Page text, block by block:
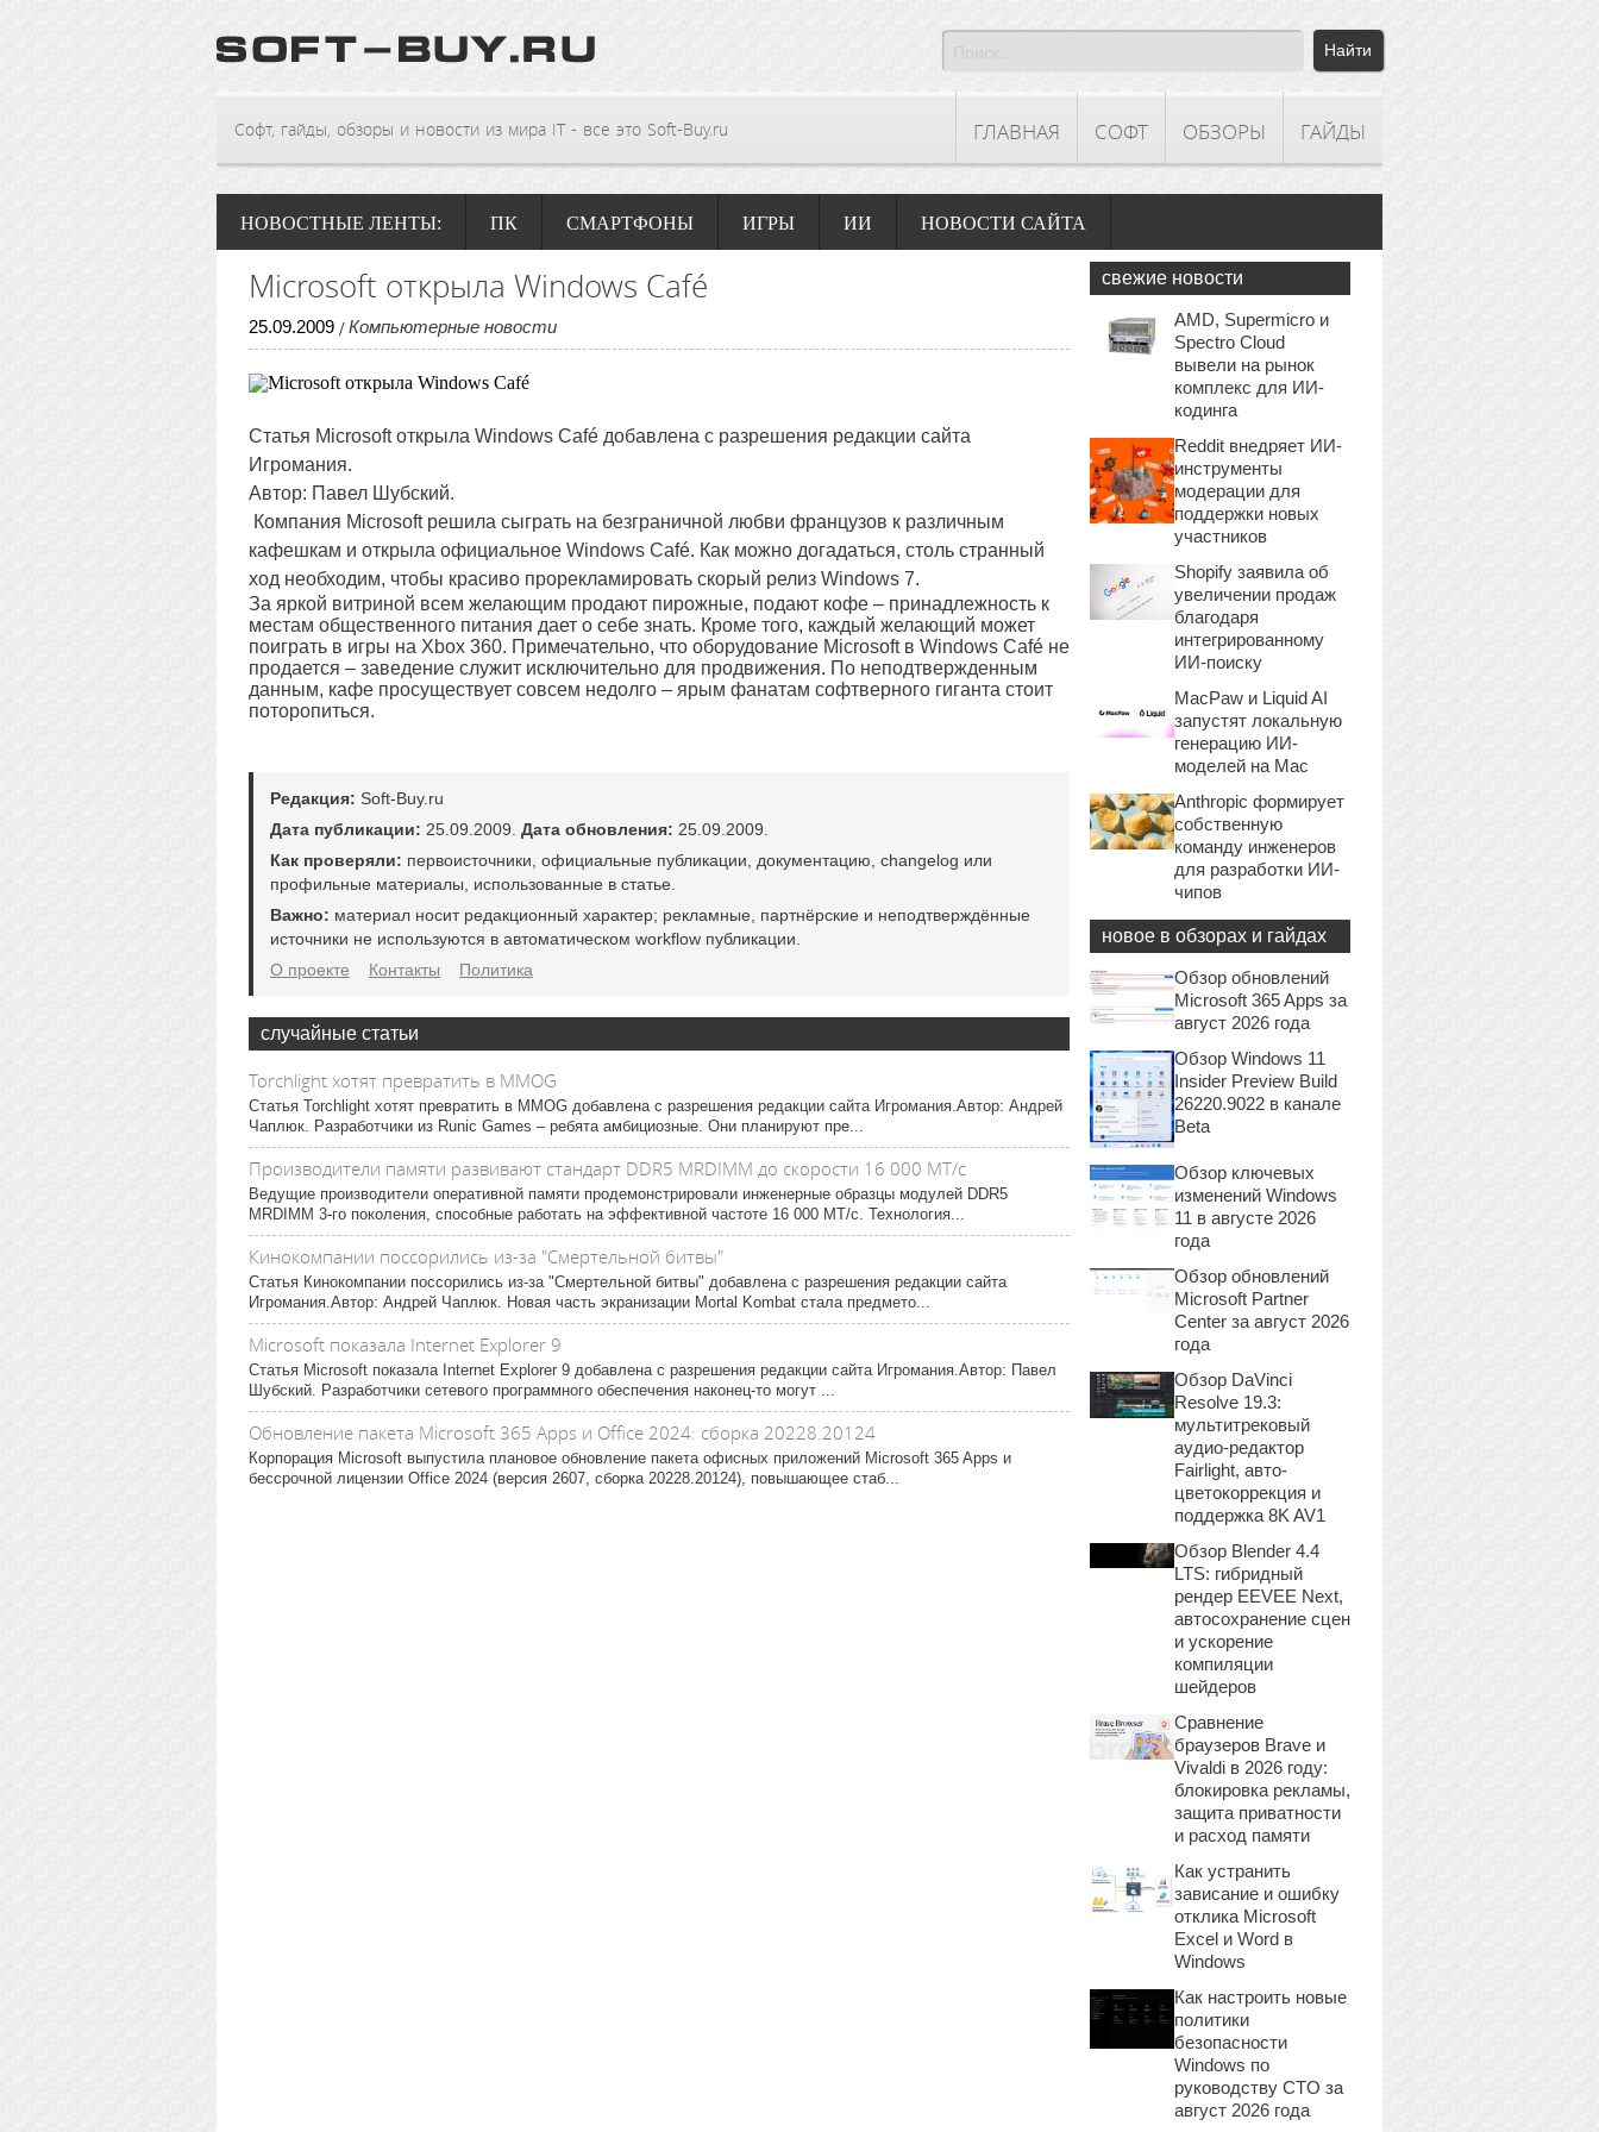
Софт, гайды, обзоры и новости из мира IT - все это Soft-Buy.ru ГЛАВНАЯ СОФТ ОБЗОРЫ ГАЙДЫ
НОВОСТНЫЕ ЛЕНТЫ: ПК СМАРТФОНЫ ИГРЫ ИИ НОВОСТИ САЙТА
Microsoft открыла Windows Café
25.09.2009 / Компьютерные новости
Статья Microsoft открыла Windows Café добавлена с разрешения редакции сайта
Игромания.
Автор: Павел Шубский.
Компания Microsoft решила сыграть на безграничной любви французов к различным
кафешкам и открыла официальное Windows Café. Как можно догадаться, столь странный
ход необходим, чтобы красиво прорекламировать скорый релиз Windows 7.
За яркой витриной всем желающим продают пирожные, подают кофе – принадлежность к
местам общественного питания дает о себе знать. Кроме того, каждый желающий может
поиграть в игры на Xbox 360. Примечательно, что оборудование Microsoft в Windows Café не
продается – заведение служит исключительно для продвижения. По неподтвержденным
данным, кафе просуществует совсем недолго – ярым фанатам софтверного гиганта стоит
поторопиться.
Редакция: Soft-Buy.ru
Дата публикации: 25.09.2009. Дата обновления: 25.09.2009.
Как проверяли: первоисточники, официальные публикации, документацию, changelog или
профильные материалы, использованные в статье.
Важно: материал носит редакционный характер; рекламные, партнёрские и неподтверждённые
источники не используются в автоматическом workflow публикации.
О проекте
Контакты Политика
случайные статьи
Torchlight хотят превратить в MMOG
Статья Torchlight хотят превратить в MMOG добавлена с разрешения редакции сайта Игромания.Автор: Андрей
Чаплюк. Разработчики из Runic Games – ребята амбициозные. Они планируют пре...
Производители памяти развивают стандарт DDR5 MRDIMM до скорости 16 000 МТ/с
Ведущие производители оперативной памяти продемонстрировали инженерные образцы модулей DDR5
MRDIMM 3-го поколения, способные работать на эффективной частоте 16 000 МТ/с. Технология...
Кинокомпании поссорились из-за "Смертельной битвы"
Статья Кинокомпании поссорились из-за "Смертельной битвы" добавлена с разрешения редакции сайта
Игромания.Автор: Андрей Чаплюк. Новая часть экранизации Mortal Kombat стала предмето...
Microsoft показала Internet Explorer 9
Статья Microsoft показала Internet Explorer 9 добавлена с разрешения редакции сайта Игромания.Автор: Павел
Шубский. Разработчики сетевого программного обеспечения наконец-то могут ...
Обновление пакета Microsoft 365 Apps и Office 2024: сборка 20228.20124
Корпорация Microsoft выпустила плановое обновление пакета офисных приложений Microsoft 365 Apps и
бессрочной лицензии Office 2024 (версия 2607, сборка 20228.20124), повышающее стаб...
свежие новости
AMD, Supermicro и
Spectro Cloud
вывели на рынок
комплекс для ИИ-
кодинга
Reddit внедряет ИИ-
инструменты
модерации для
поддержки новых
участников
Shopify заявила об
увеличении продаж
благодаря
интегрированному
ИИ-поиску
MacPaw и Liquid AI
запустят локальную
генерацию ИИ-
моделей на Mac
Anthropic формирует
собственную
команду инженеров
для разработки ИИ-
чипов
новое в обзорах и гайдах
Обзор обновлений
Microsoft 365 Apps за
август 2026 года
Обзор Windows 11
Insider Preview Build
26220.9022 в канале
Beta
Обзор ключевых
изменений Windows
11 в августе 2026
года
Обзор обновлений
Microsoft Partner
Center за август 2026
года
Обзор DaVinci
Resolve 19.3:
мультитрековый
аудио-редактор
Fairlight, авто-
цветокоррекция и
поддержка 8K AV1
Обзор Blender 4.4
LTS: гибридный
рендер EEVEE Next,
автосохранение сцен
и ускорение
компиляции
шейдеров
Сравнение
браузеров Brave и
Vivaldi в 2026 году:
блокировка рекламы,
защита приватности
и расход памяти
Как устранить
зависание и ошибку
отклика Microsoft
Excel и Word в
Windows
Как настроить новые
политики
безопасности
Windows по
руководству CTO за
август 2026 года